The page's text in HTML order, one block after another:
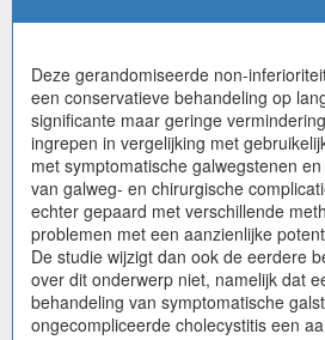
Deze gerandomiseerde non-
een conservatieve behandeling op
significante maar geringe
ingrepen in vergelijking met
met symptomatische galwegstenen
van galweg- en chirurgische
echter gepaard met verschillende
problemen met een aanzienlijke
De studie wijzigt dan ook de eerdere
over dit onderwerp niet, namelijk dat
behandeling van symptomatische
ongecompliceerde cholecystitis een